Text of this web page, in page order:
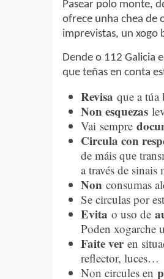
Pasear polo monte,
ofrece unha chea de
imprevistas, un xogo
Dende o 112 Galicia
que teñas en conta
Revisa que a túa
Non esquezas
Vai sempre
Circula con
de máis que
a través de sinais
Non consumas
Se circulas por
Evita o uso de
Poden xogarche
Faite veren
reflector, luces…
Non circules en